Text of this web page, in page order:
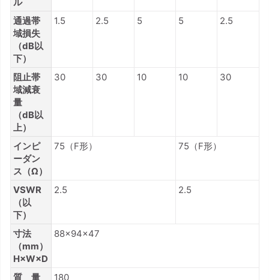
通過帯
域損失
（dB以
下）
1.5 2.5 5 5 2.5
阻止帯
域減衰
量
（dB以
上）
30 30 10 10 30
インピ
ーダン
ス（Ω）
75（F形） 75（F形）
VSWR
（以
下）
2.5 2.5
寸法
（mm）
H×W×D
88×94×47
質 量 180